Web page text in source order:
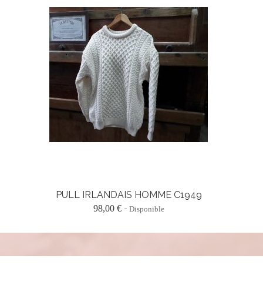
PULL IRLANDAIS HOMME C1949
98,00 € Disponible